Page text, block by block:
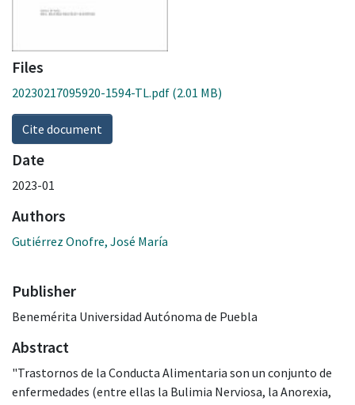
Files
20230217095920-1594-TL.pdf (2.01 MB)
Cite document
Date
2023-01
Authors
Gutiérrez Onofre, José María
Publisher
Benemérita Universidad Autónoma de Puebla
Abstract
"Trastornos de la Conducta Alimentaria son un conjunto de
enfermedades (entre ellas la Bulimia Nerviosa, la Anorexia,